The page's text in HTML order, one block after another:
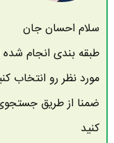
سلام احسان جان
طبقه بندی انجام
مورد نظر رو انتخاب
ضمنا از طریق
کنید